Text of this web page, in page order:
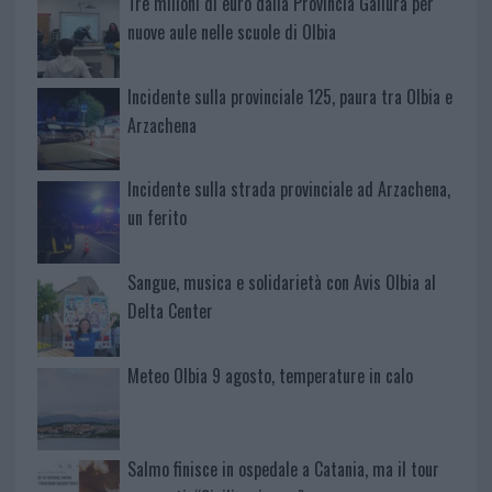
nuove aule nelle scuole di Olbia
Incidente sulla provinciale 125, paura tra Olbia e
Arzachena
Incidente sulla strada provinciale ad Arzachena,
un ferito
Sangue, musica e solidarietà con Avis Olbia al
Delta Center
Meteo Olbia 9 agosto, temperature in calo
Salmo finisce in ospedale a Catania, ma il tour